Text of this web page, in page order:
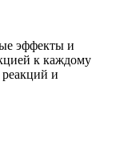
эффекты и
к каждому
реакций и